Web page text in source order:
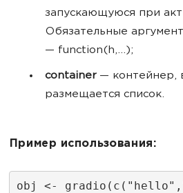
запускающуюся при
Обязательные
— function(h,...);
container— контейнер,
размещается список.
Пример использования:
obj <-